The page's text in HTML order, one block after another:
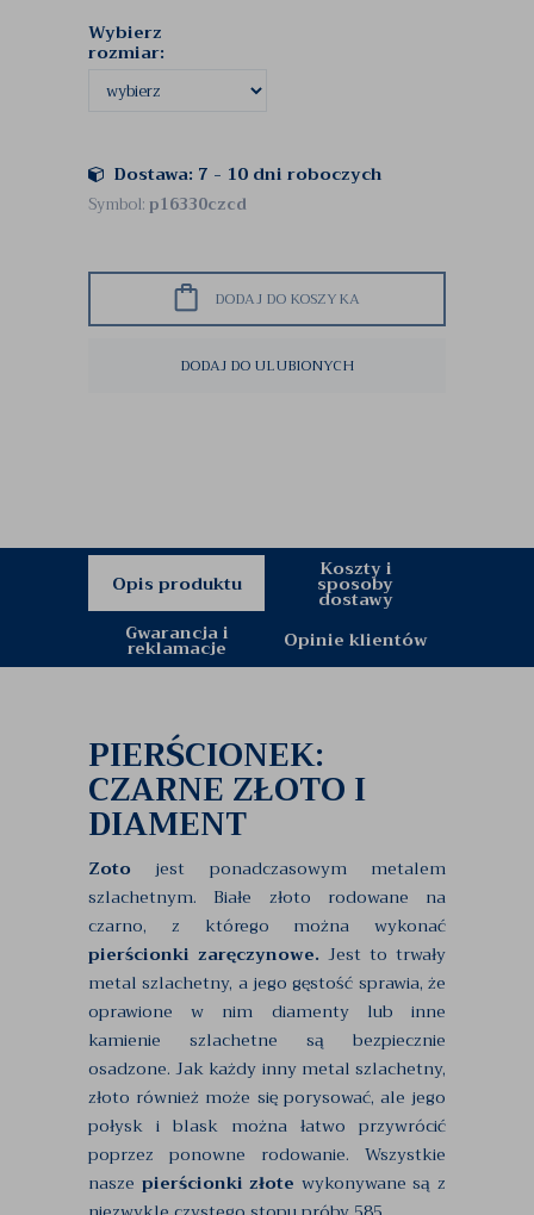
Wybierz
rozmiar:
Dostawa: 7 - 10 dni roboczych
Symbol:p16330czcd
DODAJ DO KOSZYKA
DODAJ DO ULUBIONYCH
Opis produktu
Koszty i
sposoby
dostawy
Gwarancja i
reklamacje Opinie klientów
PIERŚCIONEK:
CZARNE ZŁOTO I
DIAMENT
Zoto jest ponadczasowym metalem
szlachetnym. Białe złoto rodowane na
czarno, z którego można wykonać
pierścionki zaręczynowe. Jest to trwały
metal szlachetny, a jego gęstość sprawia, że
oprawione w nim diamenty lub inne
kamienie szlachetne są bezpiecznie
osadzone. Jak każdy inny metal szlachetny,
złoto również może się porysować, ale jego
połysk i blask można łatwo przywrócić
poprzez ponowne rodowanie. Wszystkie
nasze pierścionki złote wykonywane są z